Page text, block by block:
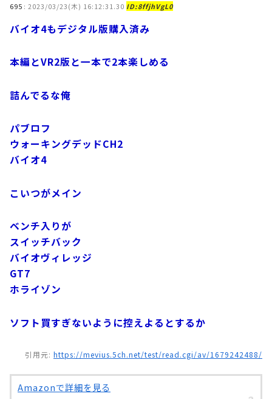
695 : 2023/03/23(木) 16:12:31.30 ID:8ffjhVgL0
バイオ4もデジタル版購入済み
本編とVR2版と一本で2本楽しめる
詰んでるな俺
パブロフ
ウォーキングデッドCH2
バイオ4
こいつがメイン
ベンチ入りが
スイッチバック
バイオヴィレッジ
GT7
ホライゾン
ソフト買すぎないように控えよるとするか
引用元: https://mevius.5ch.net/test/read.cgi/av/1679242488/
Amazonで詳細を見る